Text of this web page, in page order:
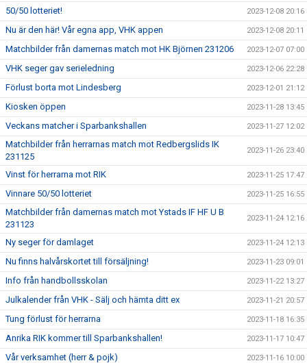
50/50 lotteriet! 2023-12-08 20:16
Nu är den här! Vår egna app, VHK appen 2023-12-08 20:11
Matchbilder från damernas match mot HK Björnen 231206 2023-12-07 07:00
VHK seger gav serieledning 2023-12-06 22:28
Förlust borta mot Lindesberg 2023-12-01 21:12
Kiosken öppen 2023-11-28 13:45
Veckans matcher i Sparbankshallen 2023-11-27 12:02
Matchbilder från herrarnas match mot Redbergslids IK
231125
2023-11-26 23:40
Vinst för herrarna mot RIK 2023-11-25 17:47
Vinnare 50/50 lotteriet 2023-11-25 16:55
Matchbilder från damernas match mot Ystads IF HF U B
231123
2023-11-24 12:16
Ny seger för damlaget 2023-11-24 12:13
Nu finns halvårskortet till försäljning! 2023-11-23 09:01
Info från handbollsskolan 2023-11-22 13:27
Julkalender från VHK - Sälj och hämta ditt ex 2023-11-21 20:57
Tung förlust för herrarna 2023-11-18 16:35
Anrika RIK kommer till Sparbankshallen! 2023-11-17 10:47
Vår verksamhet (herr & pojk) 2023-11-16 10:00